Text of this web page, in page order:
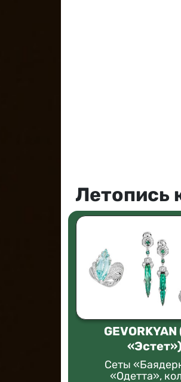
Летопись
«Эстет»)
Сеты
«Одетта»,